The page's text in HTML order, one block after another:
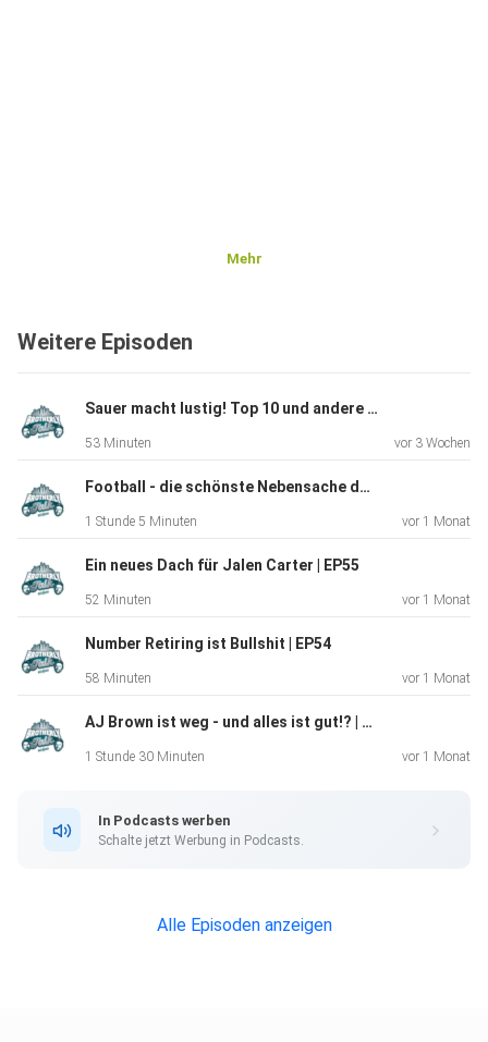
Mehr
Weitere Episoden
Sauer macht lustig! Top 10 und andere Märchen | EP57
53 Minuten vor 3 Wochen
Football - die schönste Nebensache der Welt | EP56
1 Stunde 5 Minuten vor 1 Monat
Ein neues Dach für Jalen Carter | EP55
52 Minuten vor 1 Monat
Number Retiring ist Bullshit | EP54
58 Minuten vor 1 Monat
AJ Brown ist weg - und alles ist gut!? | EP53
1 Stunde 30 Minuten vor 1 Monat
In Podcasts werben
Schalte jetzt Werbung in Podcasts.
Alle Episoden anzeigen